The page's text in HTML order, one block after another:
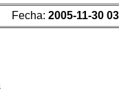
Fecha: 2005-11-30